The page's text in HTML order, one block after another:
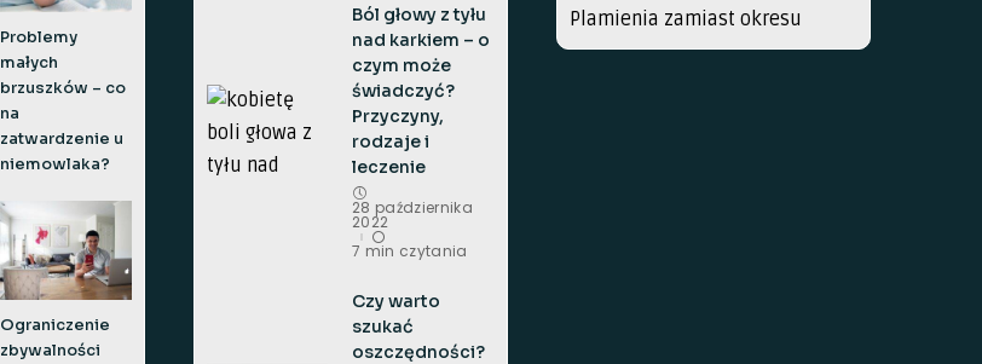
Problemy
małych
brzuszków – co
na
zatwardzenie u
niemowlaka?
Ograniczenie
zbywalności
Ból głowy z tyłu
nad karkiem – o
czym może
świadczyć?
Przyczyny,
rodzaje i
leczenie
28 października
2022
7 min czytania
Czy warto
szukać
oszczędności?
Plamienia zamiast okresu